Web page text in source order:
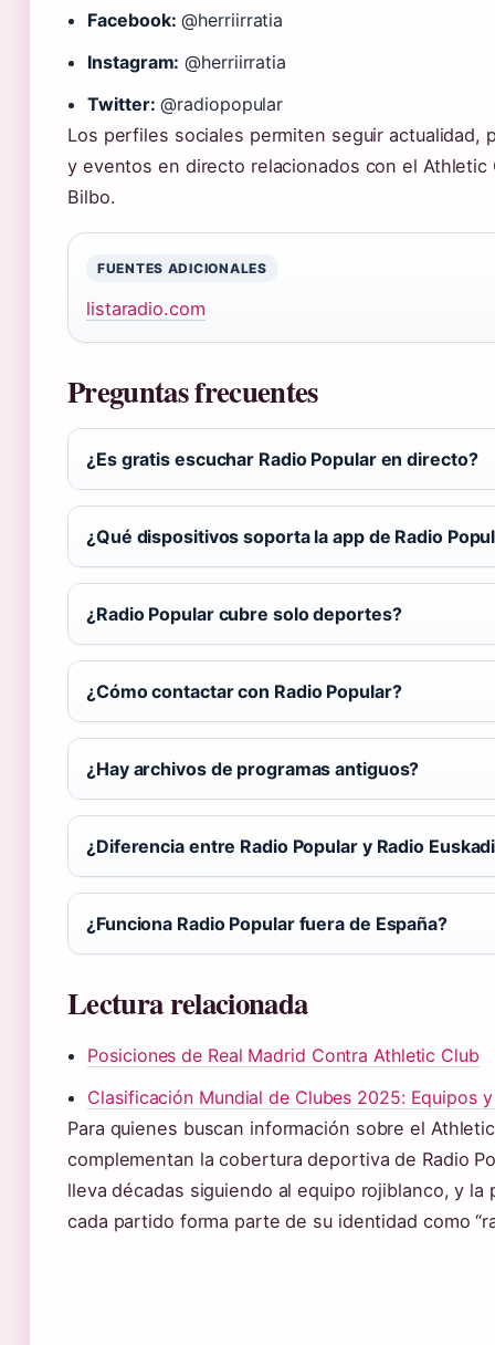
Facebook: @herriirratia
Instagram: @herriirratia
Twitter: @radiopopular
Los perfiles sociales permiten seguir actualidad,
y eventos en directo relacionados con el Athletic
Bilbo.
FUENTES ADICIONALES
listaradio.com
Preguntas frecuentes
¿Es gratis escuchar Radio Popular en directo?
¿Qué dispositivos soporta la app de Radio
¿Radio Popular cubre solo deportes?
¿Cómo contactar con Radio Popular?
¿Hay archivos de programas antiguos?
¿Diferencia entre Radio Popular y Radio
¿Funciona Radio Popular fuera de España?
Lectura relacionada
Posiciones de Real Madrid Contra Athletic Club
Clasificación Mundial de Clubes 2025: Equipos
Para quienes buscan información sobre el
complementan la cobertura deportiva de Radio
lleva décadas siguiendo al equipo rojiblanco, y la
cada partido forma parte de su identidad como